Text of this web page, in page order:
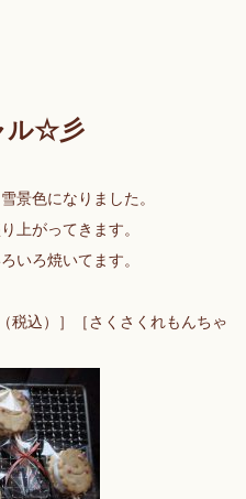
ル☆彡
景色になりました。
上がってきます。
いろ焼いてます。
税込）］［さくさくれもんちゃ